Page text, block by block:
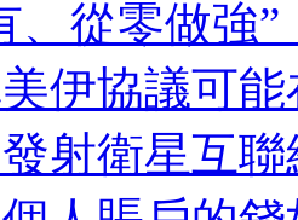
、從零做強
伊協議可
射衛星互